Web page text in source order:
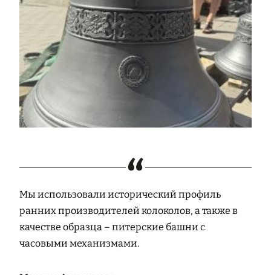
Мы использовали исторический профиль
ранних производителей колоколов, а также в
качестве образца – питерские башни с
часовыми механизмами.